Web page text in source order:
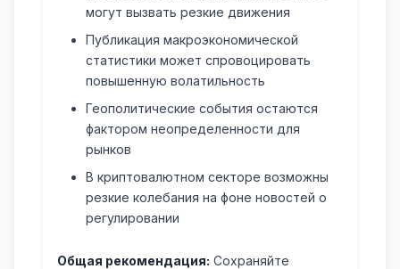
могут вызвать резкие движения
Публикация макроэкономической
статистики может спровоцировать
повышенную волатильность
Геополитические события остаются
фактором неопределенности для
рынков
В криптовалютном секторе возможны
резкие колебания на фоне новостей о
регулировании
Общая рекомендация: Сохраняйте